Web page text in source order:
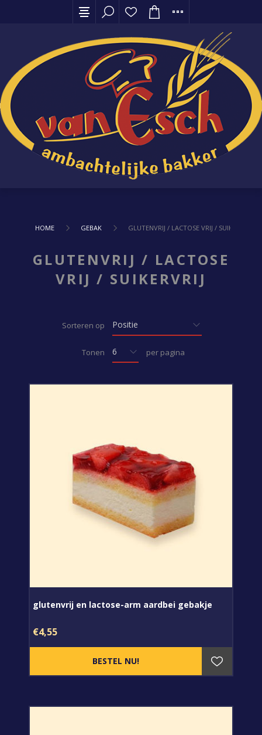
HOME GEBAK GLUTENVRIJ / LACTOSE VRIJ / SUIKERVRIJ
GLUTENVRIJ / LACTOSE
VRIJ / SUIKERVRIJ
Sorteren op
Tonen per pagina
glutenvrij en lactose-arm aardbei gebakje
€4,55